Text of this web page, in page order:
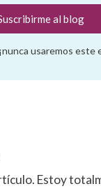
usaremos este
Estoy